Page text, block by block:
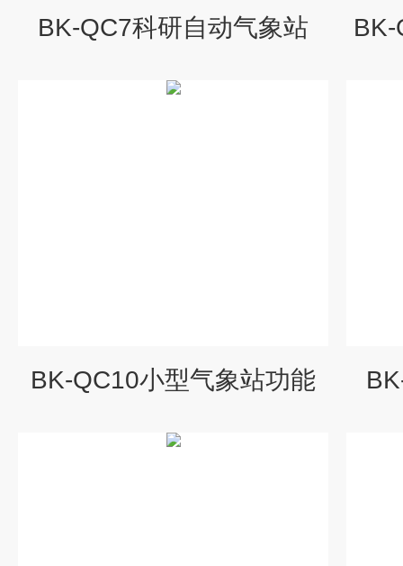
BK-QC7科研自动气象站 BK-
BK-QC10小型气象站功能